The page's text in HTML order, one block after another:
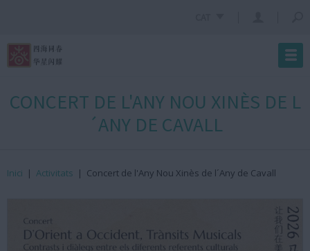
CONCERT DE L'ANY NOU XINÈS DE L
´ANY DE CAVALL
Inici | Activitats | Concert de l'Any Nou Xinès de l´Any de Cavall